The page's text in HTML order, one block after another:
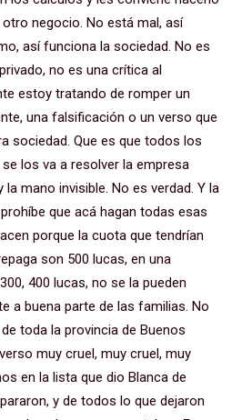
negocio. No está mal, así
así funciona la sociedad. No es
no es una crítica al
estoy tratando de romper un
una falsificación o un verso que
sociedad. Que es que todos los
los va a resolver la empresa
la mano invisible. No es verdad. Y la
que acá hagan todas esas
porque la cuota que tendrían
son 500 lucas, en una
400 lucas, no se la pueden
a buena parte de las familias. No
toda la provincia de Buenos
muy cruel, muy cruel, muy
en la lista que dio Blanca de
y de todos lo que dejaron